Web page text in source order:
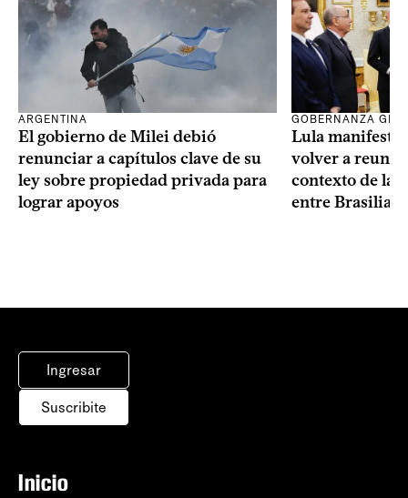
ARGENTINA
El gobierno de Milei debió
renunciar a capítulos clave de su
ley sobre propiedad privada para
lograr apoyos
GOBERNANZA
Lula manifestó
volver a
contexto de la
entre Brasilia
Ingresar
Suscribite
Inicio